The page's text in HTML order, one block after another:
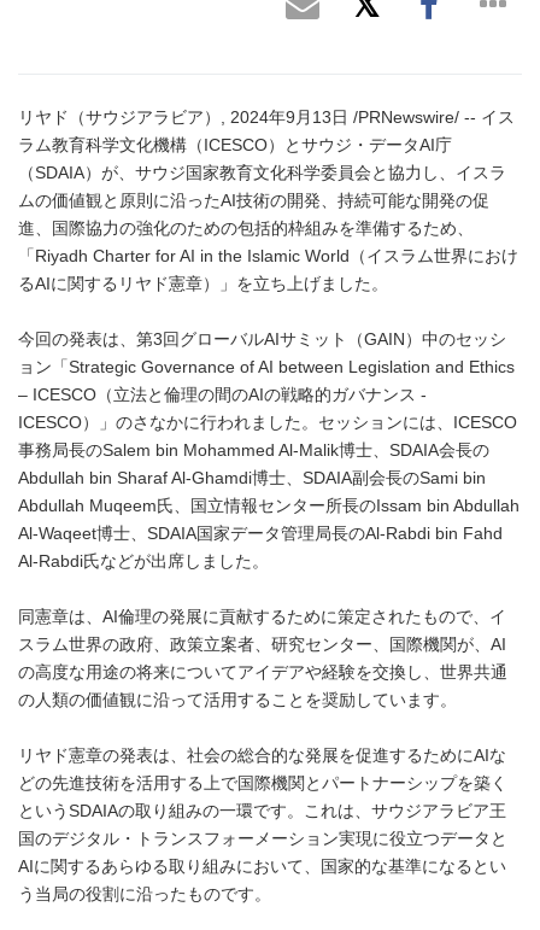
リヤド（サウジアラビア）, 2024年9月13日 /PRNewswire/ -- イス
ラム教育科学文化機構（ICESCO）とサウジ・データAI庁
（SDAIA）が、サウジ国家教育文化科学委員会と協力し、イスラ
ムの価値観と原則に沿ったAI技術の開発、持続可能な開発の促
進、国際協力の強化のための包括的枠組みを準備するため、
「Riyadh Charter for AI in the Islamic World（イスラム世界におけ
るAIに関するリヤド憲章）」を立ち上げました。
今回の発表は、第3回グローバルAIサミット（GAIN）中のセッシ
ョン「Strategic Governance of AI between Legislation and Ethics
– ICESCO（立法と倫理の間のAIの戦略的ガバナンス -
ICESCO）」のさなかに行われました。セッションには、ICESCO
事務局長のSalem bin Mohammed Al-Malik博士、SDAIA会長の
Abdullah bin Sharaf Al-Ghamdi博士、SDAIA副会長のSami bin
Abdullah Muqeem氏、国立情報センター所長のIssam bin Abdullah
Al-Waqeet博士、SDAIA国家データ管理局長のAl-Rabdi bin Fahd
Al-Rabdi氏などが出席しました。
同憲章は、AI倫理の発展に貢献するために策定されたもので、イ
スラム世界の政府、政策立案者、研究センター、国際機関が、AI
の高度な用途の将来についてアイデアや経験を交換し、世界共通
の人類の価値観に沿って活用することを奨励しています。
リヤド憲章の発表は、社会の総合的な発展を促進するためにAIな
どの先進技術を活用する上で国際機関とパートナーシップを築く
というSDAIAの取り組みの一環です。これは、サウジアラビア王
国のデジタル・トランスフォーメーション実現に役立つデータと
AIに関するあらゆる取り組みにおいて、国家的な基準になるとい
う当局の役割に沿ったものです。